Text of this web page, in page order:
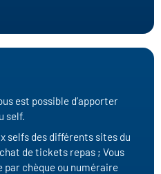
est possible d’apporter
self.
selfs des différents sites du
de tickets repas ; Vous
chèque ou numéraire